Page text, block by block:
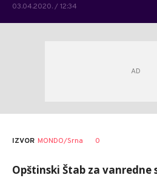
03.04.2020. / 12:34
IZVOR MONDO/Srna 0
Opštinski Štab za